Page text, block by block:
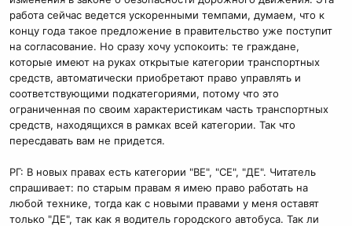
работа сейчас ведется ускоренными темпами, думаем, что к
концу года такое предложение в правительство уже поступит
на согласование. Но сразу хочу успокоить: те граждане,
которые имеют на руках открытые категории транспортных
средств, автоматически приобретают право управлять и
соответствующими подкатегориями, потому что это
ограниченная по своим характеристикам часть транспортных
средств, находящихся в рамках всей категории. Так что
пересдавать вам не придется.
РГ: В новых правах есть категории "ВЕ", "СЕ", "ДЕ". Читатель
спрашивает: по старым правам я имею право работать на
любой технике, тогда как с новыми правами у меня оставят
только "ДЕ", так как я водитель городского автобуса. Так ли